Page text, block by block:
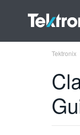
Tektronix